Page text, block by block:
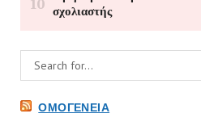
ΟΜΟΓΈΝΕΙΑ